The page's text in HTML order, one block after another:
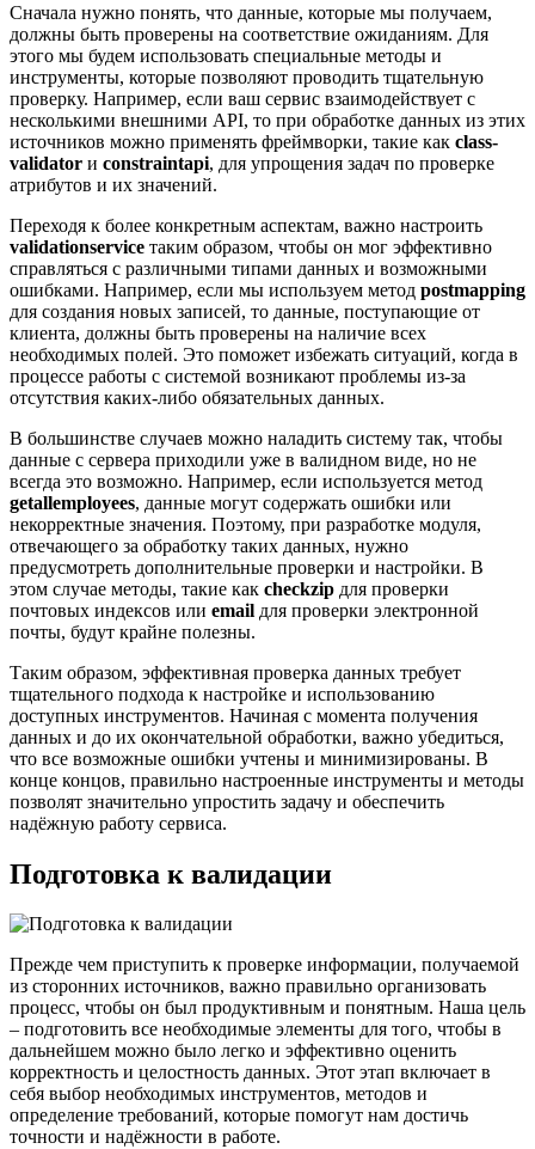
Сначала нужно понять, что данные, которые мы получаем,
должны быть проверены на соответствие ожиданиям. Для
этого мы будем использовать специальные методы и
инструменты, которые позволяют проводить тщательную
проверку. Например, если ваш сервис взаимодействует с
несколькими внешними API, то при обработке данных из этих
источников можно применять фреймворки, такие как class-
validator и constraintapi, для упрощения задач по проверке
атрибутов и их значений.
Переходя к более конкретным аспектам, важно настроить
validationservice таким образом, чтобы он мог эффективно
справляться с различными типами данных и возможными
ошибками. Например, если мы используем метод postmapping
для создания новых записей, то данные, поступающие от
клиента, должны быть проверены на наличие всех
необходимых полей. Это поможет избежать ситуаций, когда в
процессе работы с системой возникают проблемы из-за
отсутствия каких-либо обязательных данных.
В большинстве случаев можно наладить систему так, чтобы
данные с сервера приходили уже в валидном виде, но не
всегда это возможно. Например, если используется метод
getallemployees, данные могут содержать ошибки или
некорректные значения. Поэтому, при разработке модуля,
отвечающего за обработку таких данных, нужно
предусмотреть дополнительные проверки и настройки. В
этом случае методы, такие как checkzip для проверки
почтовых индексов или email для проверки электронной
почты, будут крайне полезны.
Таким образом, эффективная проверка данных требует
тщательного подхода к настройке и использованию
доступных инструментов. Начиная с момента получения
данных и до их окончательной обработки, важно убедиться,
что все возможные ошибки учтены и минимизированы. В
конце концов, правильно настроенные инструменты и методы
позволят значительно упростить задачу и обеспечить
надёжную работу сервиса.
Подготовка к валидации
Прежде чем приступить к проверке информации, получаемой
из сторонних источников, важно правильно организовать
процесс, чтобы он был продуктивным и понятным. Наша цель
– подготовить все необходимые элементы для того, чтобы в
дальнейшем можно было легко и эффективно оценить
корректность и целостность данных. Этот этап включает в
себя выбор необходимых инструментов, методов и
определение требований, которые помогут нам достичь
точности и надёжности в работе.